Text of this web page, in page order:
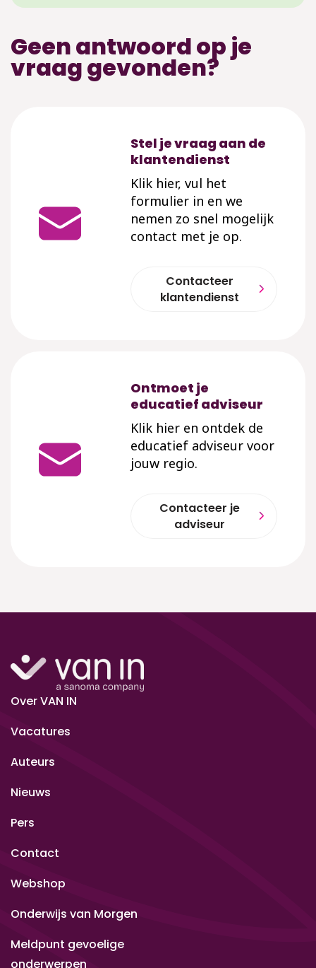
Geen antwoord op je
vraag gevonden?
Stel je vraag aan de
klantendienst
Klik hier, vul het
formulier in en we
nemen zo snel mogelijk
contact met je op.
Contacteer
klantendienst
Ontmoet je
educatief adviseur
Klik hier en ontdek de
educatief adviseur voor
jouw regio.
Contacteer je
adviseur
Over VAN IN
Vacatures
Auteurs
Nieuws
Pers
Contact
Webshop
Onderwijs van Morgen
Meldpunt gevoelige
onderwerpen